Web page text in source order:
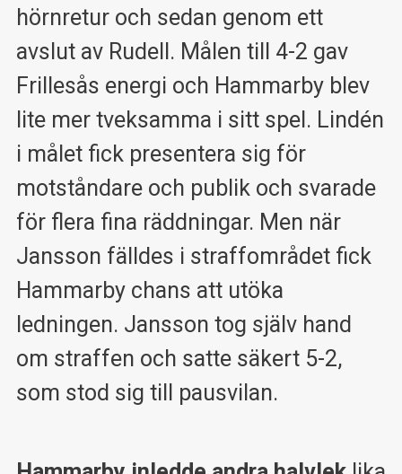
hörnretur och sedan genom ett
avslut av Rudell. Målen till 4-2 gav
Frillesås energi och Hammarby blev
lite mer tveksamma i sitt spel. Lindén
i målet fick presentera sig för
motståndare och publik och svarade
för flera fina räddningar. Men när
Jansson fälldes i straffområdet fick
Hammarby chans att utöka
ledningen. Jansson tog själv hand
om straffen och satte säkert 5-2,
som stod sig till pausvilan.